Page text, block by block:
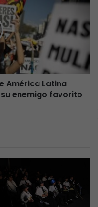
América Latina
enemigo favorito